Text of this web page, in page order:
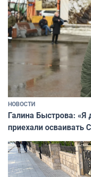
НОВОСТИ
Галина Быстрова: «Я
приехали осваивать